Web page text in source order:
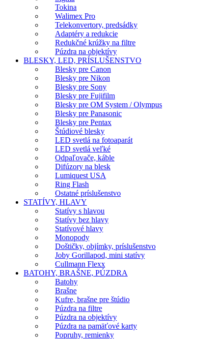
Tokina
Walimex Pro
Telekonvertory, predsádky
Adaptéry a redukcie
Redukčné krúžky na filtre
Púzdra na objektívy
BLESKY, LED, PRÍSLUŠENSTVO
Blesky pre Canon
Blesky pre Nikon
Blesky pre Sony
Blesky pre Fujifilm
Blesky pre OM System / Olympus
Blesky pre Panasonic
Blesky pre Pentax
Štúdiové blesky
LED svetlá na fotoaparát
LED svetlá veľké
Odpaľovače, káble
Difúzory na blesk
Lumiquest USA
Ring Flash
Ostatné príslušenstvo
STATÍVY, HLAVY
Statívy s hlavou
Statívy bez hlavy
Statívové hlavy
Monopody
Doštičky, objímky, príslušenstvo
Joby Gorillapod, mini statívy
Cullmann Flexx
BATOHY, BRAŠNE, PÚZDRA
Batohy
Brašne
Kufre, brašne pre štúdio
Púzdra na filtre
Púzdra na objektívy
Púzdra na pamäťové karty
Popruhy, remienky